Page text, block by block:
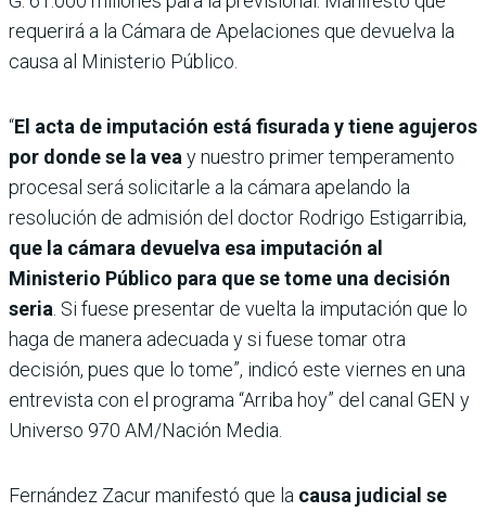
requerirá a la Cámara de Apelaciones que devuelva la
causa al Ministerio Público.
“El acta de imputación está fisurada y tiene agujeros
por donde se la vea y nuestro primer temperamento
procesal será solicitarle a la cámara apelando la
resolución de admisión del doctor Rodrigo Estigarribia,
que la cámara devuelva esa imputación al
Ministerio Público para que se tome una decisión
seria . Si fuese presentar de vuelta la imputación que lo
haga de manera adecuada y si fuese tomar otra
decisión, pues que lo tome”, indicó este viernes en una
entrevista con el programa “Arriba hoy” del canal GEN y
Universo 970 AM/Nación Media.
Fernández Zacur manifestó que la causa judicial se